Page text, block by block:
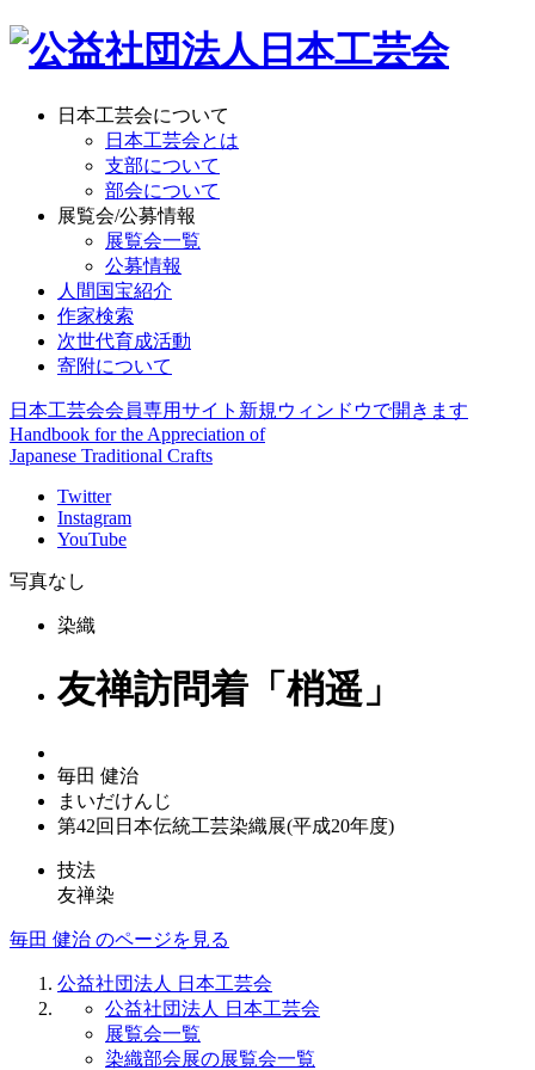
日本工芸会について
日本工芸会とは
支部について
部会について
展覧会/公募情報
展覧会一覧
公募情報
人間国宝紹介
作家検索
次世代育成活動
寄附について
日本工芸会会員専用サイト 新規ウィンドウで開きます
Handbook for the Appreciation of
Japanese Traditional Crafts
Twitter
Instagram
YouTube
写真なし
染織
友禅訪問着「梢遥」
毎田 健治
まいだけんじ
第42回日本伝統工芸染織展(平成20年度)
技法
友禅染
毎田 健治 のページを見る
公益社団法人 日本工芸会
公益社団法人 日本工芸会
展覧会一覧
染織部会展の展覧会一覧